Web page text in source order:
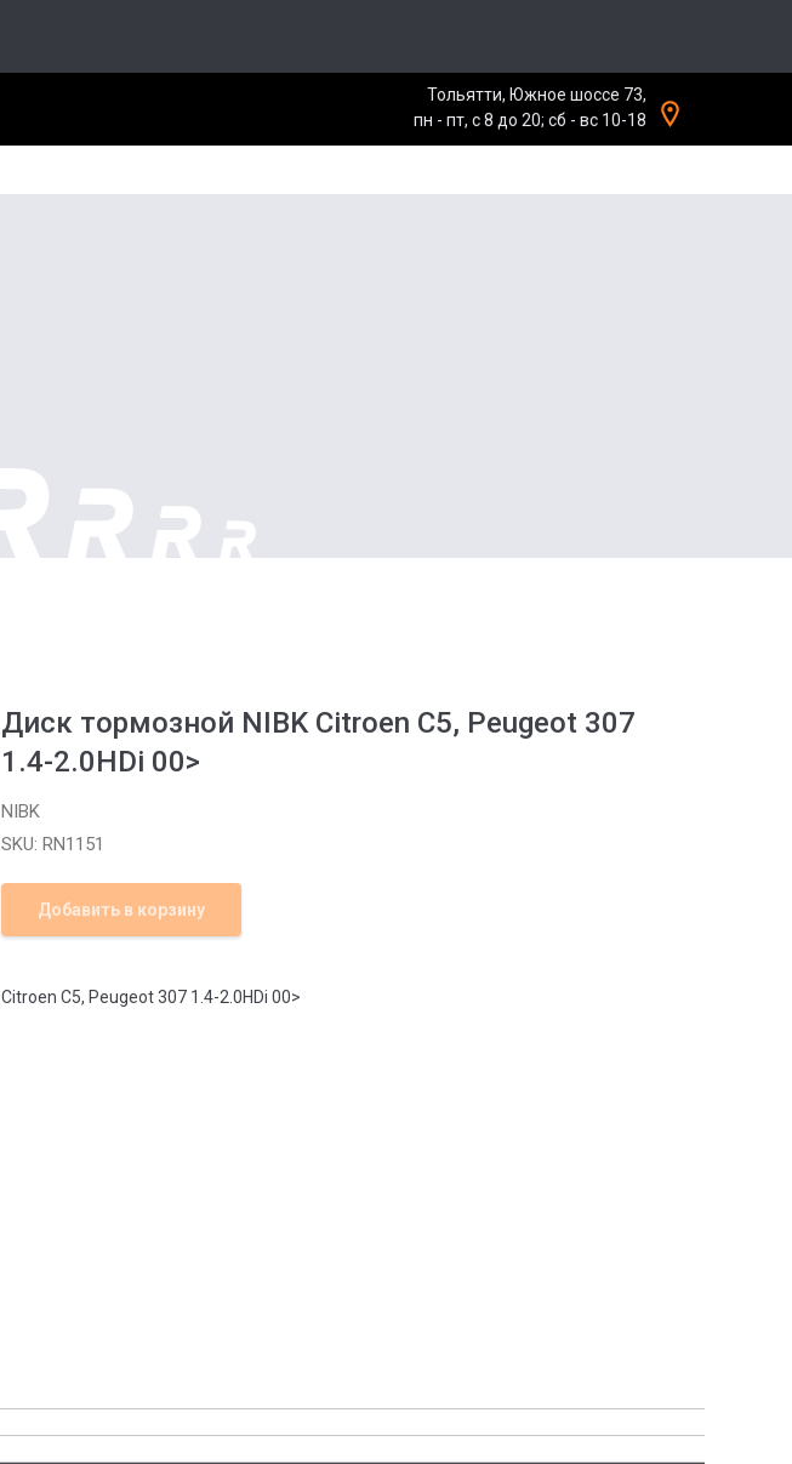
Тольятти, Южное шоссе 73,
пн - пт, с 8 до 20; сб - вс 10-18
Диск тормозной NIBK Citroen C5, Peugeot 307
1.4-2.0HDi 00>
NIBK
SKU: RN1151
Добавить в корзину
Citroen C5, Peugeot 307 1.4-2.0HDi 00>